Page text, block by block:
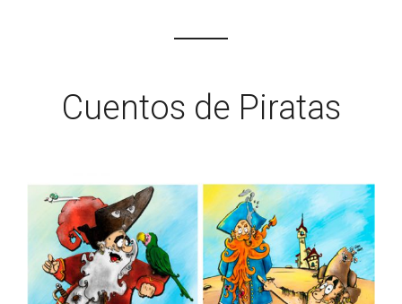
Cuentos de Piratas